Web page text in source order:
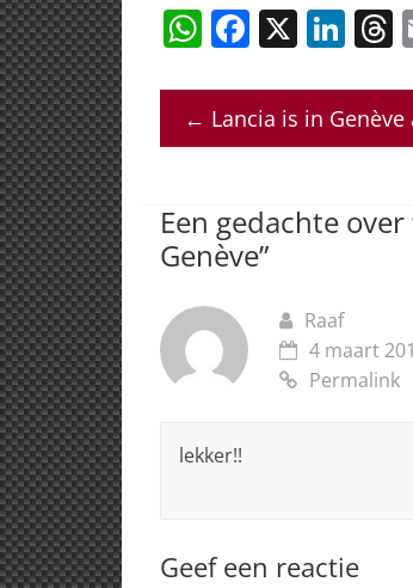
W
at
s
p
p
F
c
e
o
o
X Li
k
e
n
T
a
s
← Lancia is in
Een gedachte over
Genève”
Raaf
4 maart
Permalink
lekker!!
Geef een reactie